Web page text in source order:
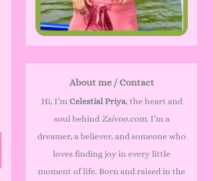
About me / Contact
Hi, I’m Celestial Priya, the heart and
soul behind Zaivoo.com. I’m a
dreamer, a believer, and someone who
loves finding joy in every little
moment of life. Born and raised in the